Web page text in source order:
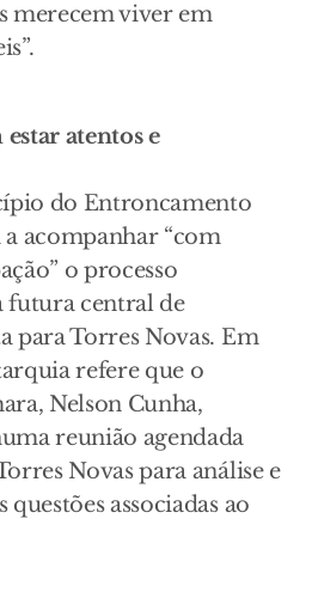
merecem viver em
atentos e
do Entroncamento
acompanhar “com
o processo
futura central de
para Torres Novas. Em
refere que o
Nelson Cunha,
reunião agendada
Novas para análise e
associadas ao